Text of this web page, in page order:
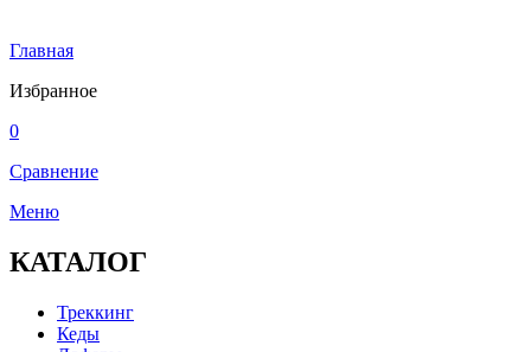
Главная
Избранное
0
Сравнение
Меню
КАТАЛОГ
Треккинг
Кеды